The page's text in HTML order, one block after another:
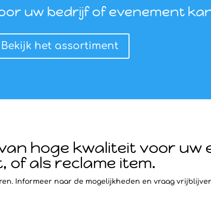
uw bedrijf of evenement
Bekijk het assortiment
hoge kwaliteit voor uw
of als reclame item.
Informeer naar de mogelijkheden en vraag